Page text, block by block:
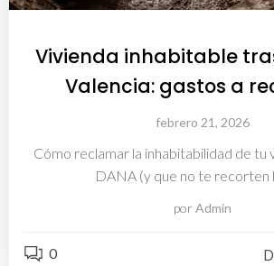
Vivienda inhabitable
Valencia: gastos a
febrero 21, 2026
Cómo reclamar la inhabitabilidad de tu
DANA (y que no te recorten
por Admin
0